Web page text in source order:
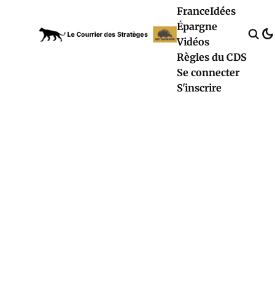
FranceIdées
Épargne
Vidéos
Règles du CDS
Se connecter
S'inscrire